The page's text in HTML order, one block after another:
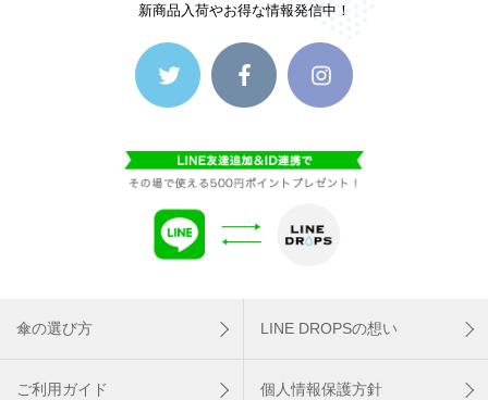
新商品入荷やお得な情報発信中！
傘の選び方 LINE DROPSの想い
ご利用ガイド 個人情報保護方針